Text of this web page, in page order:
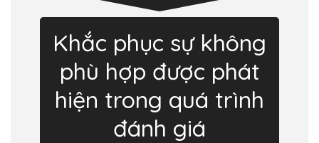
Khắc phục sự không
phù hợp được phát
hiện trong quá trình
đánh giá